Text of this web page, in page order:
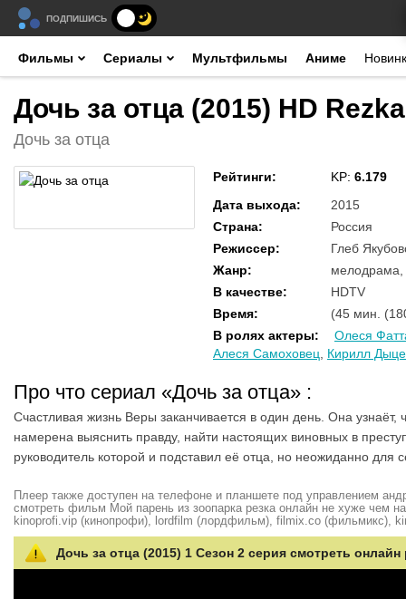
ПОДПИШИСЬ
Фильмы Сериалы Мультфильмы Аниме
Дочь за отца (2015) HD Rezka
Дочь за отца
Рейтинги: KP: 6.179
Дата выхода:
2015
Страна:
Россия
Режиссер:
Глеб
Жанр:
мелодрама,
В качестве:
HDTV
Время:
(45 мин.
В ролях актеры:
Олеся
Алеся Самоховец
Кирилл
Про что сериал «Дочь за отца» :
Счастливая жизнь Веры заканчивается в один день. Она
намерена выяснить правду, найти настоящих виновных в
руководитель которой и подставил её отца, но неожиданно для
Плеер также доступен на телефоне и планшете под управлением
смотреть фильм Мой парень из зоопарка резка онлайн не хуже чем
kinoprofi.vip (кинопрофи), lordfilm (лордфильм), filmix.co (фильмикс),
Дочь за отца (2015) 1 Сезон 2 серия смотреть онлайн